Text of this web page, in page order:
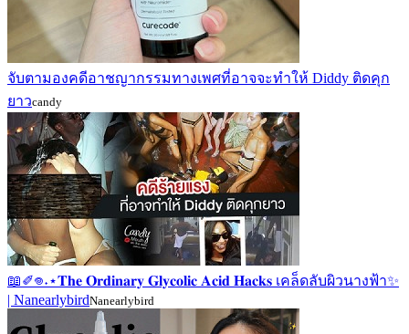
จับตามองคดีอาชญากรรมทางเพศที่อาจจะทำให้ Diddy ติดคุก
ยาวcandy
📖✐𖦹˖⋆𝐓𝐡𝐞 𝐎𝐫𝐝𝐢𝐧𝐚𝐫𝐲 𝐆𝐥𝐲𝐜𝐨𝐥𝐢𝐜 𝐀𝐜𝐢𝐝 𝐇𝐚𝐜𝐤𝐬 เคล็ดลับผิวนางฟ้า✨
| NanearlybirdNanearlybird